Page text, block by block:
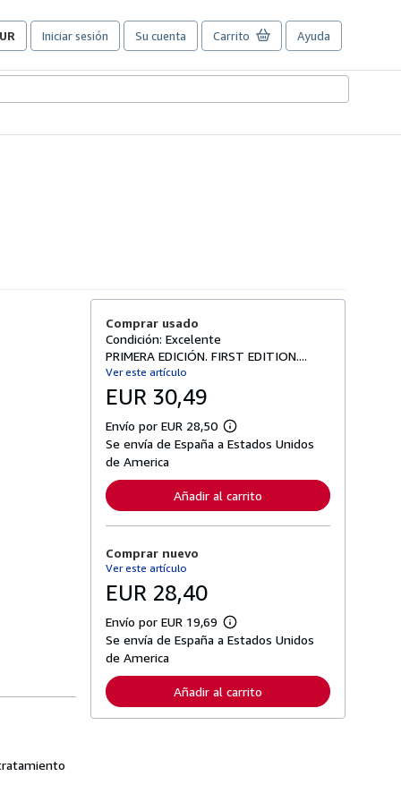
Iniciar sesión Su cuenta Carrito Ayuda
Comprar usado
Condición: Excelente
PRIMERA EDICIÓN. FIRST EDITION....
Ver este artículo
EUR 30,49
Envío por EUR 28,50
M
á
f
o
r
s
o
b
e
a
Se envía de España a Estados Unidos
de America
Añadir al carrito
Comprar nuevo
Ver este artículo
EUR 28,40
Envío por EUR 19,69
M
á
f
o
r
Se envía de España a Estados Unidos
de America
Añadir al carrito